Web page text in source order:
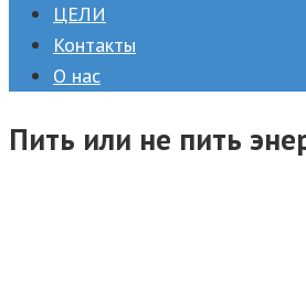
ЦЕЛИ
Контакты
О нас
Пить или не пить